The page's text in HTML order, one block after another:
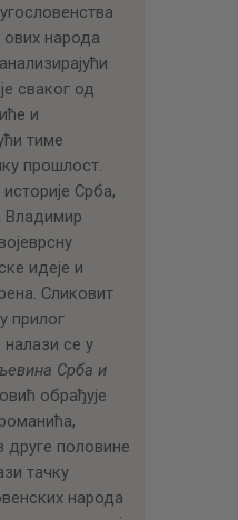
народа
сваког од
и
тиме
прошлост.
Срба,
Владимир
идеје и
Сликовит
прилог
налази се у
Срба и
обрађује
друге половине
тачку
народа